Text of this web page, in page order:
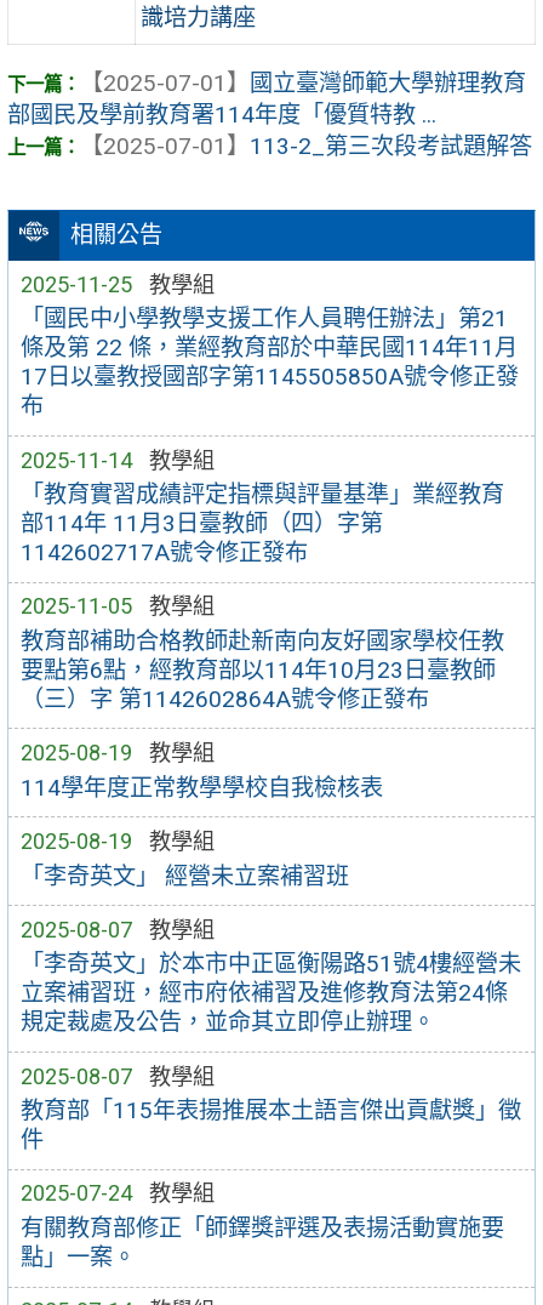
相關公告
2025-11-25 教學組
「國民中小學教學支援工作人員聘任辦法」第21
條及第 22 條，業經教育部於中華民國114年11月
17日以臺教授國部字第1145505850A號令修正發
布
2025-11-14 教學組
「教育實習成績評定指標與評量基準」業經教育
部114年 11月3日臺教師（四）字第
1142602717A號令修正發布
2025-11-05 教學組
教育部補助合格教師赴新南向友好國家學校任教
要點第6點，經教育部以114年10月23日臺教師
（三）字 第1142602864A號令修正發布
2025-08-19 教學組
114學年度正常教學學校自我檢核表
2025-08-19 教學組
「李奇英文」 經營未立案補習班
2025-08-07 教學組
「李奇英文」於本市中正區衡陽路51號4樓經營未
立案補習班，經市府依補習及進修教育法第24條
規定裁處及公告，並命其立即停止辦理。
2025-08-07 教學組
教育部「115年表揚推展本土語言傑出貢獻獎」徵
件
2025-07-24 教學組
有關教育部修正「師鐸獎評選及表揚活動實施要
點」一案。
識培力講座
【2025-07-01】
國立臺灣師範大學辦理教育
部國民及學前教育署114年度「優質特教 ...
【2025-07-01】 113-2_第三次段考試題解答